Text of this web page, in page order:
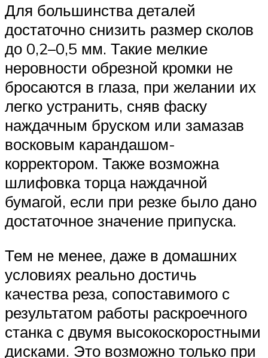
Для большинства деталей
достаточно снизить размер сколов
до 0,2–0,5 мм. Такие мелкие
неровности обрезной кромки не
бросаются в глаза, при желании их
легко устранить, сняв фаску
наждачным бруском или замазав
восковым карандашом-
корректором. Также возможна
шлифовка торца наждачной
бумагой, если при резке было дано
достаточное значение припуска.
Тем не менее, даже в домашних
условиях реально достичь
качества реза, сопоставимого с
результатом работы раскроечного
станка с двумя высокоскоростными
дисками. Это возможно только при